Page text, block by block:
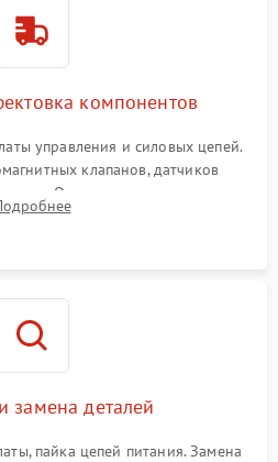
компонентов
управления и силовых цепей.
клапанов, датчиков
Оценка степени износа
колец гидросистемы
замена деталей
пайка цепей питания. Замена